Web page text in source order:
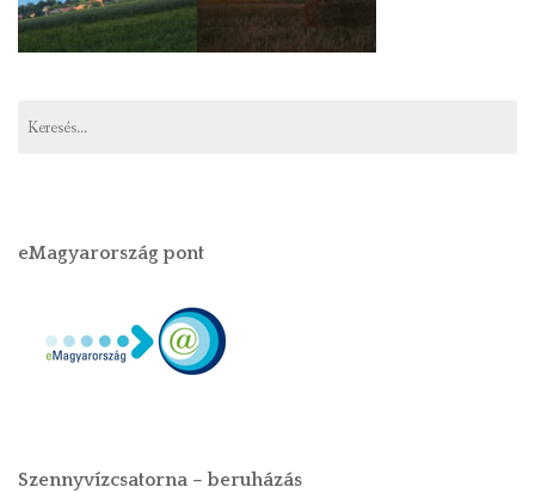
eMagyarország pont
Szennyvízcsatorna – beruházás